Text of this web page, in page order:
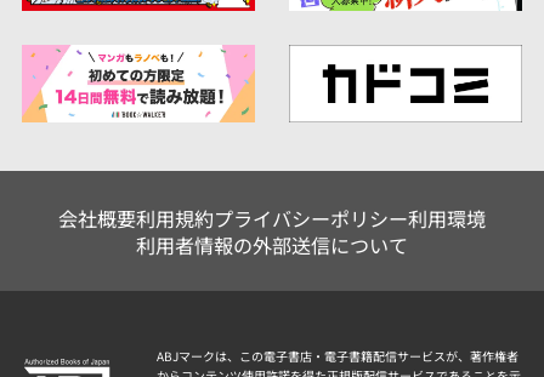
会社概要利用規約プライバシーポリシー利用環境
利用者情報の外部送信について
ABJマークは、この電子書店・電子書籍配信サービスが、著作権者